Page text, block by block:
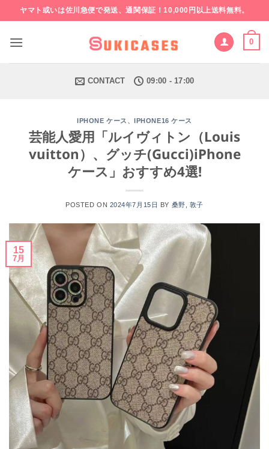
to
content
ヤマト或いは佐川急便で発送、通関保証！10,000円以上送料無料。
0
CONTACT 09:00 - 17:00
IPHONE ケース 、IPHONE16 ケース
芸能人愛用「ルイヴィトン（Louis
vuitton）、グッチ(Gucci)iPhone
ケース」おすすめ4選!
POSTED ON 2024年7月15日 BY 桑野, 敦子
15
7月